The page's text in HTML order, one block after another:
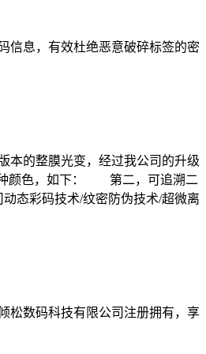
息，有效杜绝恶意破碎标签的密
整膜光变，经过我公司的升级
颜色，如下： 第二，可追溯二
态彩码技术/纹密防伪技术/超微离
数码科技有限公司注册拥有，享